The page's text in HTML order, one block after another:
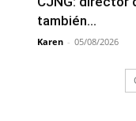
también...
Karen - 05/08/2026